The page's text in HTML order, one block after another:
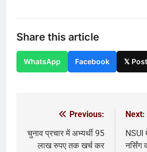
Share this article
WhatsApp Facebook 𝕏 Post
navigation
Previous:
चुनाव प्रचार में अभ्यर्थी 95
लाख रुपए तक खर्च कर
Next:
NSUI